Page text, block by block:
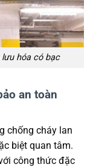
hóa có bạc
an toàn
chống cháy lan
biệt quan tâm.
công thức đặc